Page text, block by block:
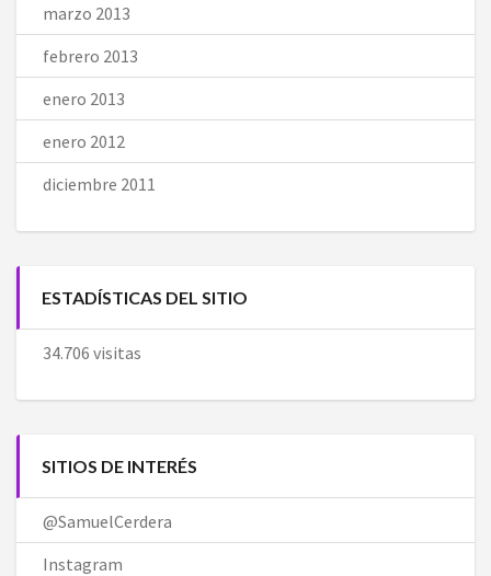
marzo 2013
febrero 2013
enero 2013
enero 2012
diciembre 2011
ESTADÍSTICAS DEL SITIO
34.706 visitas
SITIOS DE INTERÉS
@SamuelCerdera
Instagram